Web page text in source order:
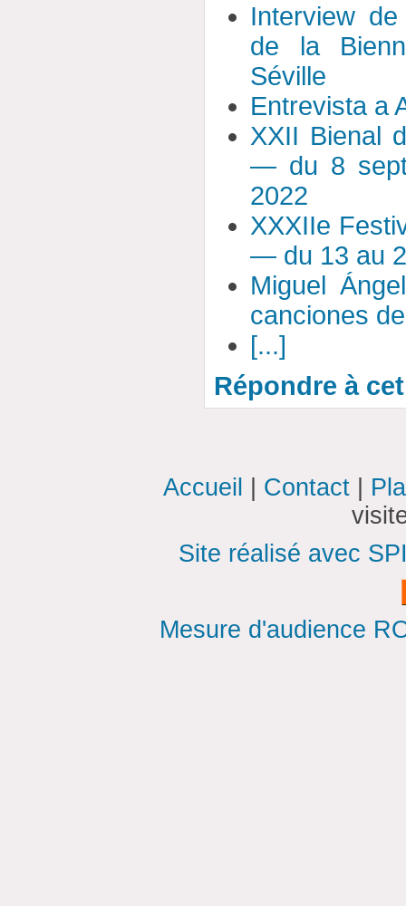
Interview
de la
Séville
Entrevista a
XXII Bienal
— du 8
2022
XXXIIe
— du 13 au
Miguel
canciones
[...]
Répondre à
Accueil Contact
Site réalisé avec
Mesure d'audience